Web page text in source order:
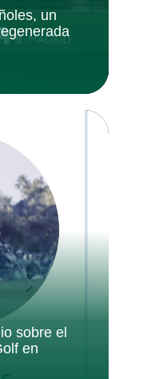
un
sobre el
en